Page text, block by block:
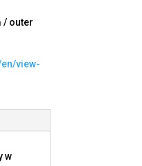
/ outer
view-
w